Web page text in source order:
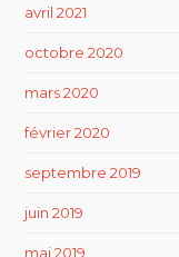
avril 2021
octobre 2020
mars 2020
février 2020
septembre 2019
juin 2019
mai 2019